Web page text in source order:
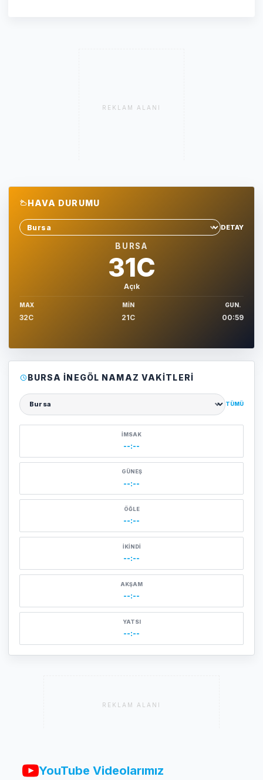
REKLAM ALANI
HAVA DURUMU
Sehir sec
DETAY
BURSA
31C
Açık
MAX
32C
MIN
21C
GUN.
00:59
BURSA İNEGÖL NAMAZ VAKITLERI
Şehir seçin
TÜMÜ
İMSAK
--:--
GÜNEŞ
--:--
ÖĞLE
--:--
İKINDI
--:--
AKŞAM
--:--
YATSI
--:--
REKLAM ALANI
YouTube Videolarımız